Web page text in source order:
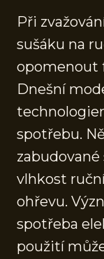
Při
sušáku na
opomenout
Dnešní
spotřebu.
vlhkost
ohřevu.
spotřeba
použití